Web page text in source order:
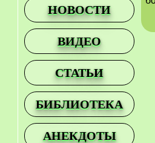
НОВОСТИ
ВИДЕО
СТАТЬИ
БИБЛИОТЕКА
АНЕКДОТЫ